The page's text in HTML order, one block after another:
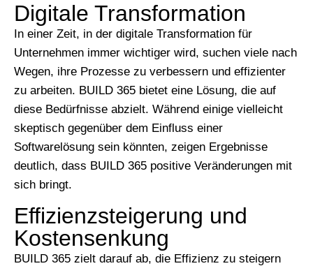
Digitale Transformation
In einer Zeit, in der digitale Transformation für
Unternehmen immer wichtiger wird, suchen viele nach
Wegen, ihre Prozesse zu verbessern und effizienter
zu arbeiten. BUILD 365 bietet eine Lösung, die auf
diese Bedürfnisse abzielt. Während einige vielleicht
skeptisch gegenüber dem Einfluss einer
Softwarelösung sein könnten, zeigen Ergebnisse
deutlich, dass BUILD 365 positive Veränderungen mit
sich bringt.
Effizienzsteigerung und
Kostensenkung
BUILD 365 zielt darauf ab, die Effizienz zu steigern